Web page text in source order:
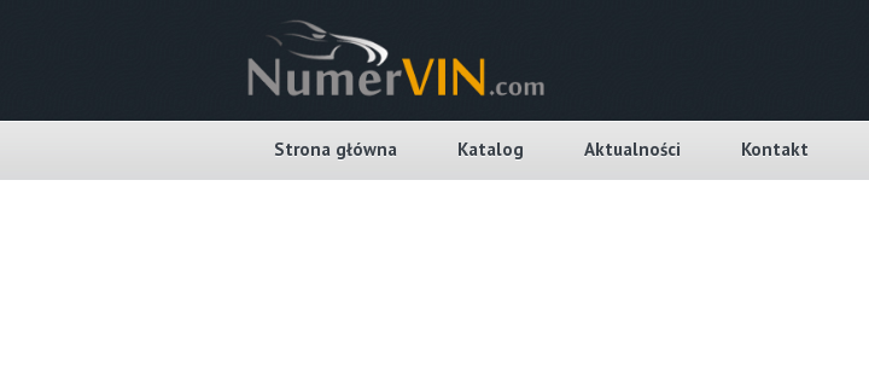
Strona główna Katalog Aktualności Kontakt